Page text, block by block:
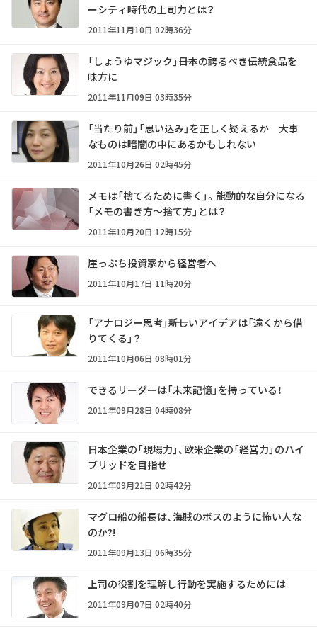
ーシティ時代の上司力とは？
2011年11月10日 02時36分
「しょうゆマジック」――日本の誇るべき伝統食品を
味方に
2011年11月09日 03時35分
「当たり前」「思い込み」を正しく疑えるか 大事
なものは暗闇の中にあるかもしれない
2011年10月26日 02時45分
メモは「捨てるために書く」。能動的な自分になる
「メモの書き方～捨て方」とは？
2011年10月20日 12時15分
崖っぷち投資家から経営者へ
2011年10月17日 11時20分
「アナロジー思考」――新しいアイデアは「遠くから借
りてくる」？
2011年10月06日 08時01分
できるリーダーは「未来記憶」を持っている！
2011年09月28日 04時08分
日本企業の「現場力」、欧米企業の「経営力」のハイ
ブリッドを目指せ
2011年09月21日 02時42分
マグロ船の船長は、海賊のボスのように怖い人な
のか?!
2011年09月13日 06時35分
上司の役割を理解し行動を実施するためには
2011年09月07日 02時40分